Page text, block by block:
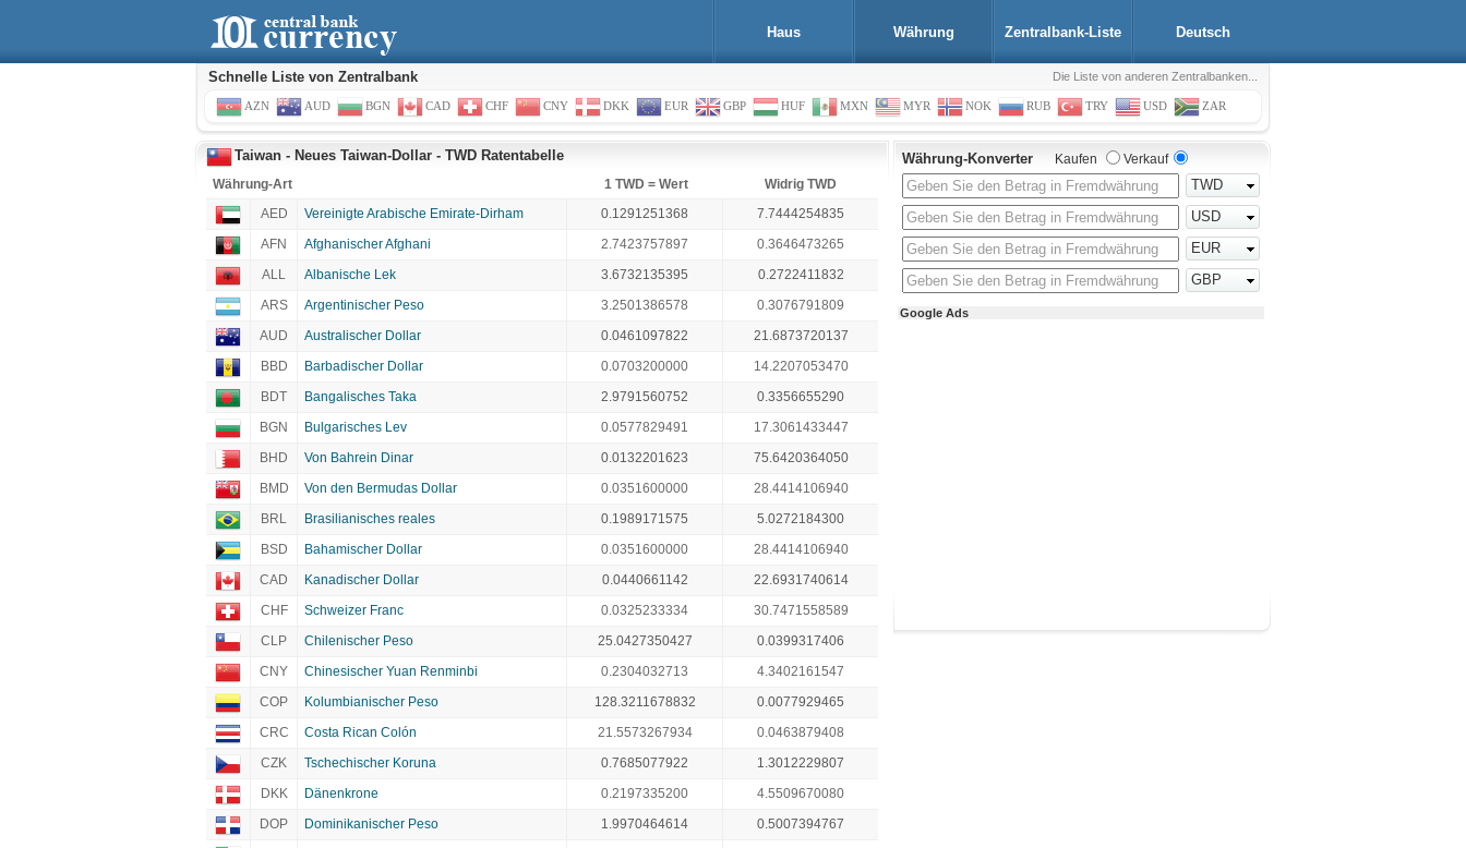
Haus Währung Zentralbank-Liste Deutsch
Schnelle Liste von Zentralbank Die Liste von anderen Zentralbanken...
AZN AUD BGN CAD CHF CNY DKK EUR GBP HUF MXN MYR NOK RUB TRY USD ZAR
Taiwan - Neues Taiwan-Dollar - TWD Ratentabelle
Währung-Art 1 TWD = Wert
Widrig TWD
AED
Vereinigte Arabische Emirate-Dirham 0.1291251368
7.7444254835
AFN
Afghanischer Afghani 2.7423757897
0.3646473265
ALL
Albanische Lek 3.6732135395
0.2722411832
ARS
Argentinischer Peso 3.2501386578
0.3076791809
AUD
Australischer Dollar 0.0461097822
21.6873720137
BBD
Barbadischer Dollar 0.0703200000
14.2207053470
BDT
Bangalisches Taka 2.9791560752
0.3356655290
BGN
Bulgarisches Lev 0.0577829491
17.3061433447
BHD
Von Bahrein Dinar 0.0132201623
75.6420364050
BMD
Von den Bermudas Dollar 0.0351600000
28.4414106940
BRL
Brasilianisches reales 0.1989171575
5.0272184300
BSD
Bahamischer Dollar 0.0351600000
28.4414106940
CAD
Kanadischer Dollar 0.0440661142
22.6931740614
CHF
Schweizer Franc 0.0325233334
30.7471558589
CLP
Chilenischer Peso 25.0427350427
0.0399317406
CNY
Chinesischer Yuan Renminbi 0.2304032713
4.3402161547
COP
Kolumbianischer Peso 128.3211678832
0.0077929465
CRC
Costa Rican Colón 21.5573267934
0.0463879408
CZK
Tschechischer Koruna 0.7685077922
1.3012229807
DKK
Dänenkrone 0.2197335200
4.5509670080
DOP
Dominikanischer Peso 1.9970464614
0.5007394767
Währung-Konverter Kaufen Verkauf
TWD
USD
EUR
GBP
Google Ads